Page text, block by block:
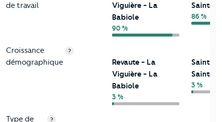
de travail
Viguière - La
Babiole
90 %
Sainte-
86 %
Croissance
démographique
?
Revaute - La
Viguière - La
Babiole
3 %
Saint-
Sainte-
3 %
Type de ?